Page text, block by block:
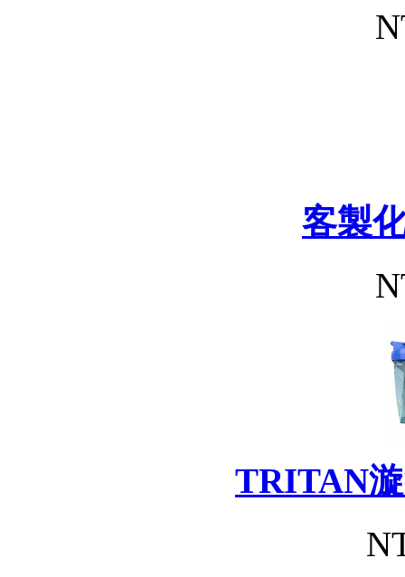
客製
TRITAN